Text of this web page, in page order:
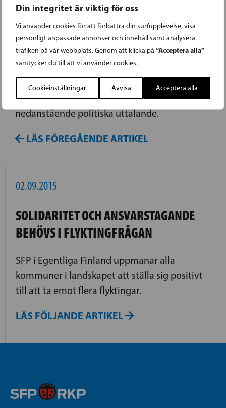
Din integritet är viktig för oss
Vi använder cookies för att förbättra din surfupplevelse, visa
personligt anpassade annonser och innehåll samt analysera
trafiken på vår webbplats. Genom att klicka på “Acceptera alla”
samtycker du till att vi använder cookies.
Cookieinställningar Avvisa Acceptera alla
02.09.2015
FINLANDSBILDEN OROAR SVENSKA
RIKSDAGSGRUPPEN
Svenska riksdagsgruppen har i dag gjort
nedanstående politiska uttalande.
LÄS FÖREGÅENDE ARTIKEL
02.09.2015
SOLIDARITET OCH ANSVARSTAGANDE
BEHÖVS I FLYKTINGFRÅGAN
SFP i Egentliga Finland uppmanar alla
kommuner i landskapet att ställa sig positivt
till att ta emot flera flyktingar.
LÄS FÖLJANDE ARTIKEL